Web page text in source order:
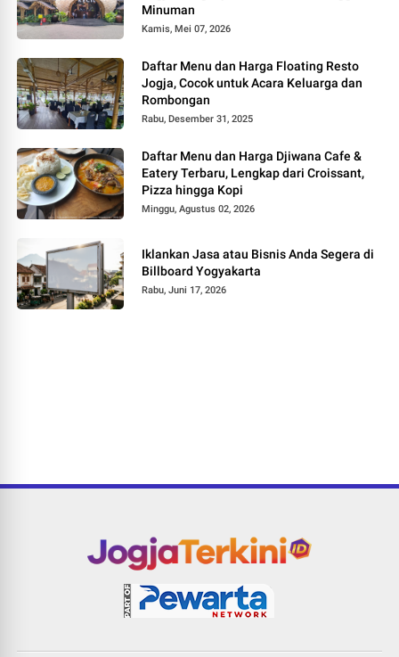
Minuman
Kamis, Mei 07, 2026
Daftar Menu dan Harga Floating Resto
Jogja, Cocok untuk Acara Keluarga dan
Rombongan
Rabu, Desember 31, 2025
Daftar Menu dan Harga Djiwana Cafe &
Eatery Terbaru, Lengkap dari Croissant,
Pizza hingga Kopi
Minggu, Agustus 02, 2026
Iklankan Jasa atau Bisnis Anda Segera di
Billboard Yogyakarta
Rabu, Juni 17, 2026